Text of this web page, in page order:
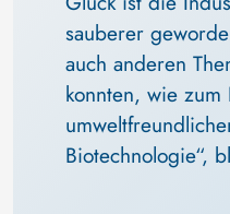
sauberer
auch anderen
konnten, wie
Biotechnologie“,